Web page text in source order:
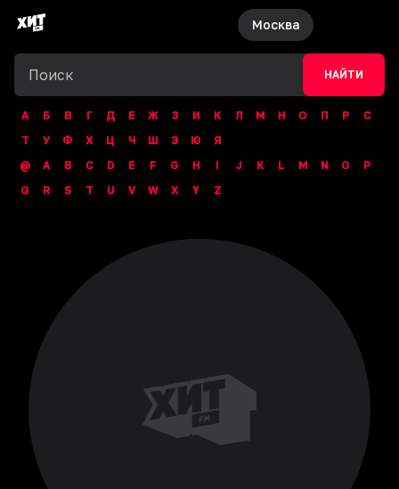
Москва
НАЙТИ
А Б В Г Д Е Ж З И К Л М Н О П Р
С
Т
У Ф Х Ц Ч Ш Э Ю
Я
@
A B C D E F G H I J K L M N O
P
Q
R S T U V W X Y Z